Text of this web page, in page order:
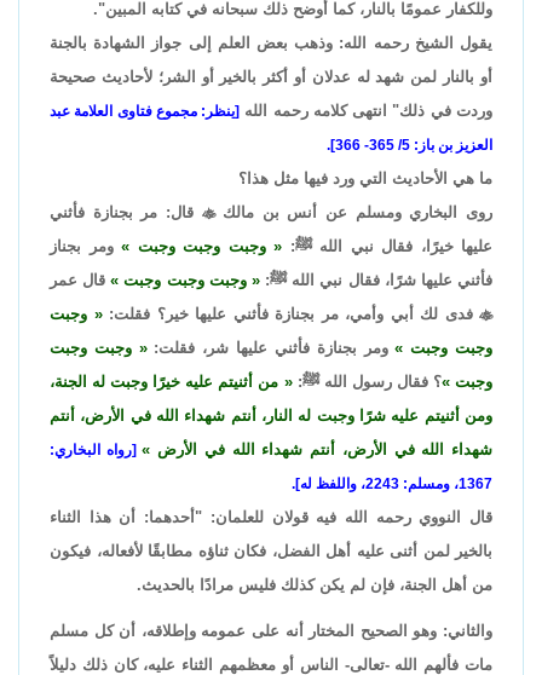
وللكفار عمومًا بالنار، كما أوضح ذلك سبحانه في كتابه المبين".
يقول الشيخ رحمه الله: وذهب بعض العلم إلى جواز الشهادة بالجنة
أو بالنار لمن شهد له عدلان أو أكثر بالخير أو الشر؛ لأحاديث صحيحة
وردت في ذلك" انتهى كلامه رحمه الله [ينظر: مجموع فتاوى العلامة عبد
العزيز بن باز: 5/ 365- 366].
ما هي الأحاديث التي ورد فيها مثل هذا؟
روى البخاري ومسلم عن أنس بن مالك قال: مر بجنازة فأثني
عليها خيرًا، فقال نبي الله ﷺ:
وجبت وجبت وجبت
ومر بجناز
فأثني عليها شرًا، فقال نبي الله ﷺ:
وجبت وجبت وجبت
قال عمر
 فدى لك أبي وأمي، مر بجنازة فأثني عليها خير؟ فقلت:
وجبت
وجبت وجبت
ومر بجنازة فأثني عليها شر، فقلت:
وجبت وجبت
وجبت
؟ فقال رسول الله ﷺ:
من أثنيتم عليه خيرًا وجبت له الجنة،
ومن أثنيتم عليه شرًا وجبت له النار، أنتم شهداء الله في الأرض، أنتم
شهداء الله في الأرض، أنتم شهداء الله في الأرض
[رواه البخاري:
1367، ومسلم: 2243، واللفظ له].
قال النووي رحمه الله فيه قولان للعلمان: "أحدهما: أن هذا الثناء
بالخير لمن أثنى عليه أهل الفضل، فكان ثناؤه مطابقًا لأفعاله، فيكون
من أهل الجنة، فإن لم يكن كذلك فليس مرادًا بالحديث.
والثاني: وهو الصحيح المختار أنه على عمومه وإطلاقه، أن كل مسلم
مات فألهم الله -تعالى- الناس أو معظمهم الثناء عليه، كان ذلك دليلاً